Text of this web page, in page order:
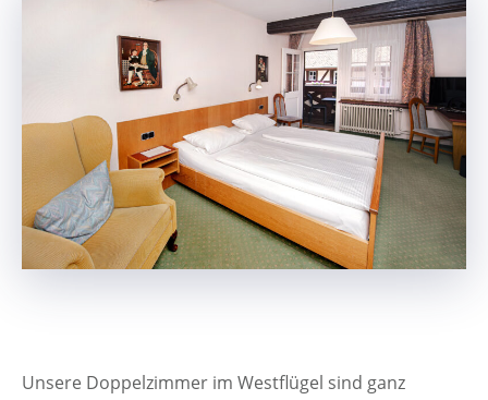
Unsere Doppelzimmer im Westflügel sind ganz